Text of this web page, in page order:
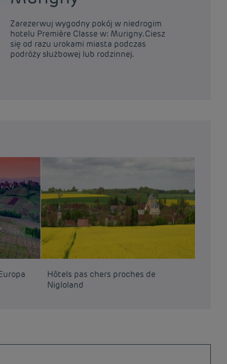
Zarezerwuj wygodny pokój w niedrogim
hotelu Première Classe w: Murigny. Ciesz
się od razu urokami miasta podczas
podróży służbowej lub rodzinnej.
Hôtels pas chers proches de
Nigloland